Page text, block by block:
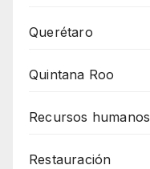
Querétaro
Quintana Roo
Recursos humanos
Restauración